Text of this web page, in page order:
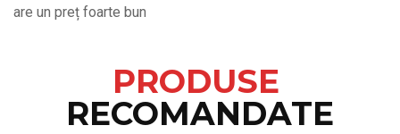
are un preț foarte bun
PRODUSE
RECOMANDATE